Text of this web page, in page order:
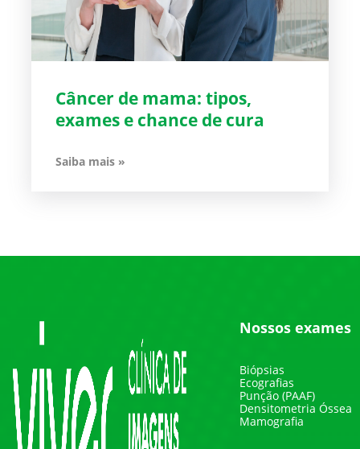
Câncer de mama: tipos,
exames e chance de cura
Saiba mais »
Nossos exames
Biópsias
Ecografias
Punção (PAAF)
Densitometria Óssea
Mamografia